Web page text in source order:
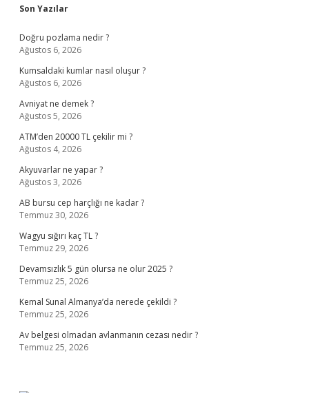
Sidebar
Son Yazılar
Doğru pozlama nedir ?
Ağustos 6, 2026
Kumsaldaki kumlar nasıl oluşur ?
Ağustos 6, 2026
Avniyat ne demek ?
Ağustos 5, 2026
ATM’den 20000 TL çekilir mi ?
Ağustos 4, 2026
Akyuvarlar ne yapar ?
Ağustos 3, 2026
AB bursu cep harçlığı ne kadar ?
Temmuz 30, 2026
Wagyu sığırı kaç TL ?
Temmuz 29, 2026
Devamsızlık 5 gün olursa ne olur 2025 ?
Temmuz 25, 2026
Kemal Sunal Almanya’da nerede çekildi ?
Temmuz 25, 2026
Av belgesi olmadan avlanmanın cezası nedir ?
Temmuz 25, 2026